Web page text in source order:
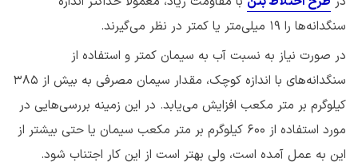
سنگدانه‌ها را ۱۹ میلی‌متر یا کمتر در نظر می‌گیرند.
در صورت نیاز به نسبت آب به سیمان کمتر و استفاده از
سنگدانه‌های با اندازه کوچک، مقدار سیمان مصرفی به بیش از ۳۸۵
کیلوگرم بر متر مکعب افزایش می‌یابد. در این زمینه بررسی‌هایی در
مورد استفاده از ۶۰۰ کیلوگرم بر متر مکعب سیمان یا حتی بیشتر از
این به عمل آمده است، ولی بهتر است از این کار اجتناب شود.